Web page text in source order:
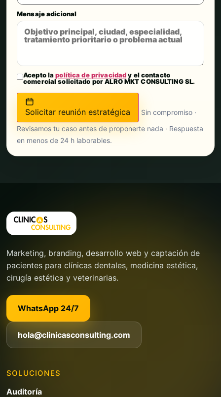
Mensaje adicional
Acepto lapolítica de privacidady el contacto
comercial solicitado por ALRO MKT CONSULTING SL.
Solicitar reunión estratégica
Sin compromiso ·
Revisamos tu caso antes de proponerte nada · Respuesta
en menos de 24 h laborables.
Marketing, branding, desarrollo web y captación de
pacientes para clínicas dentales, medicina estética,
cirugía estética y veterinarias.
WhatsApp 24/7
hola@clinicasconsulting.com
SOLUCIONES
Auditoría